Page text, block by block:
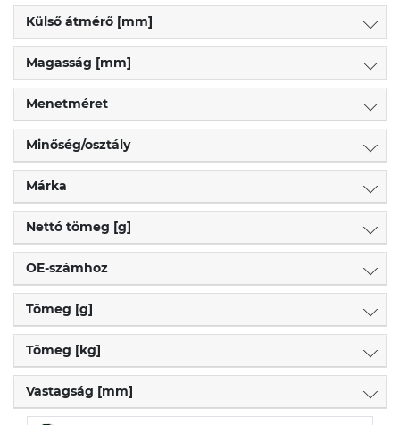
Külső átmérő [mm]
Magasság [mm]
Menetméret
Minőség/osztály
Márka
Nettó tömeg [g]
OE-számhoz
Tömeg [g]
Tömeg [kg]
Vastagság [mm]